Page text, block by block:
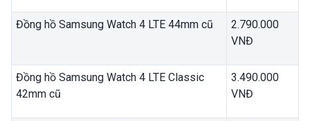
Đồng hồ Samsung Watch 4 LTE 44mm cũ
2.790.000
VNĐ
Đồng hồ Samsung Watch 4 LTE Classic
42mm cũ
3.490.000
VNĐ